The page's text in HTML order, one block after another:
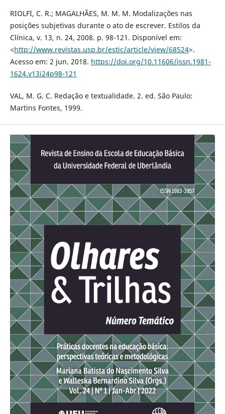
RIOLFI, C. R.; MAGALHÃES, M. M. M. Modalizações nas
posições subjetivas durante o ato de escrever. Estilos da
Clínica, v. 13, n. 24, 2008. p. 98-121. Disponível em:
<http://www.revistas.usp.br/estic/article/view/68524>.
Acesso em: 2 jun. 2018. https://doi.org/10.11606/issn.1981-
1624.v13i24p98-121
VAL, M. G. C. Redação e textualidade. 2. ed. São Paulo:
Martins Fontes, 1999.